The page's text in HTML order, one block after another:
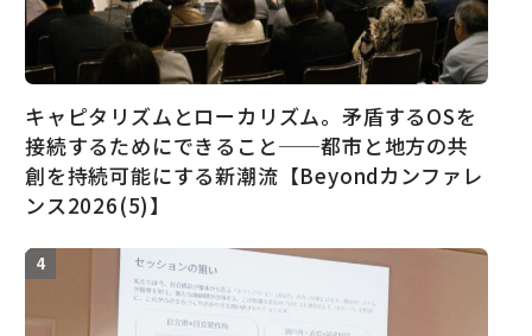
キャピタリズムとローカリズム。矛盾するOSを
接続するためにできること──都市と地方の共
創を持続可能にする新潮流【Beyondカンファレ
ンス2026(5)】